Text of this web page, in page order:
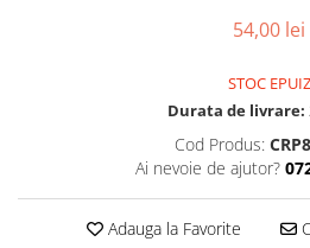
54,00 lei
STOC
Durata de livrare:
Cod Produs:
Ai nevoie de ajutor?
Adauga la Favorite